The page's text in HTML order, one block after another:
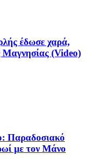
έδωσε χαρά,
Μαγνησίας (Video)
Παραδοσιακό
με τον Μάνο